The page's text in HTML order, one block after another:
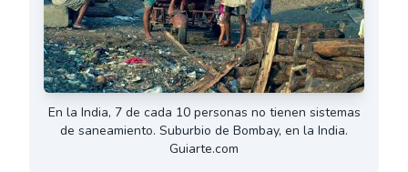
En la India, 7 de cada 10 personas no tienen sistemas
de saneamiento. Suburbio de Bombay, en la India.
Guiarte.com